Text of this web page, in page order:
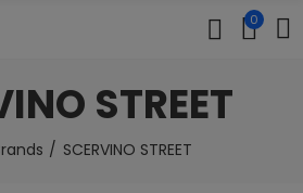
0
STREET
SCERVINO STREET